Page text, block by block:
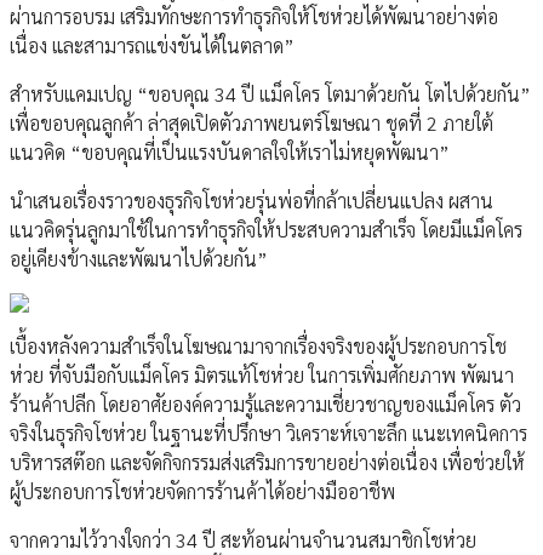
ผ่านการอบรม เสริมทักษะการทำธุรกิจให้โชห่วยได้พัฒนาอย่างต่อ
เนื่อง และสามารถแข่งขันได้ในตลาด”
สำหรับแคมเปญ “ขอบคุณ 34 ปี แม็คโคร โตมาด้วยกัน โตไปด้วยกัน”
เพื่อขอบคุณลูกค้า ล่าสุดเปิดตัวภาพยนตร์โฆษณา ชุดที่ 2 ภายใต้
แนวคิด “ขอบคุณที่เป็นแรงบันดาลใจให้เราไม่หยุดพัฒนา”
นำเสนอเรื่องราวของธุรกิจโชห่วยรุ่นพ่อที่กล้าเปลี่ยนแปลง ผสาน
แนวคิดรุ่นลูกมาใช้ในการทำธุรกิจให้ประสบความสำเร็จ โดยมีแม็คโคร
อยู่เคียงข้างและพัฒนาไปด้วยกัน”
เบื้องหลังความสำเร็จในโฆษณามาจากเรื่องจริงของผู้ประกอบการโช
ห่วย ที่จับมือกับแม็คโคร มิตรแท้โชห่วย ในการเพิ่มศักยภาพ พัฒนา
ร้านค้าปลีก โดยอาศัยองค์ความรู้และความเชี่ยวชาญของแม็คโคร ตัว
จริงในธุรกิจโชห่วย ในฐานะที่ปรึกษา วิเคราะห์เจาะลึก แนะเทคนิคการ
บริหารสต๊อก และจัดกิจกรรมส่งเสริมการขายอย่างต่อเนื่อง เพื่อช่วยให้
ผู้ประกอบการโชห่วยจัดการร้านค้าได้อย่างมืออาชีพ
จากความไว้วางใจกว่า 34 ปี สะท้อนผ่านจำนวนสมาชิกโชห่วย